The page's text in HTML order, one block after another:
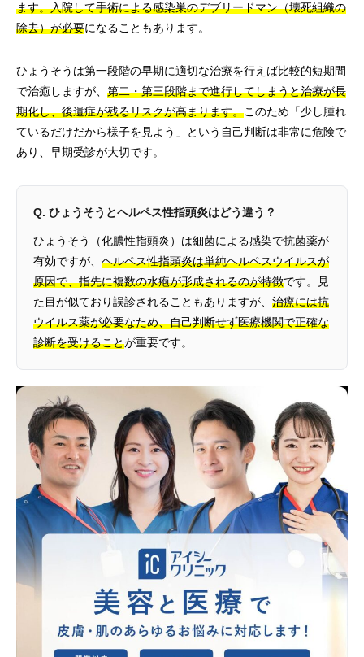
ます。入院して手術による感染巣のデブリードマン（壊死組織の
除去）が必要になることもあります。
ひょうそうは第一段階の早期に適切な治療を行えば比較的短期間
で治癒しますが、 第二・第三段階まで進行してしまうと治療が長
期化し、後遺症が残るリスクが高まります。このため「少し腫れ
ているだけだから様子を見よう」という自己判断は非常に危険で
あり、早期受診が大切です。
Q. ひょうそうとヘルペス性指頭炎はどう違う？
ひょうそう（化膿性指頭炎）は細菌による感染で抗菌薬が
有効ですが、 ヘルペス性指頭炎は単純ヘルペスウイルスが
原因で、指先に複数の水疱が形成されるのが特徴です。見
た目が似ており誤診されることもありますが、 治療には抗
ウイルス薬が必要なため、自己判断せず医療機関で正確な
診断を受けることが重要です。